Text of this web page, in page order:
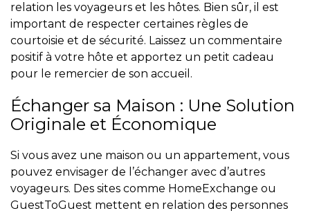
relation les voyageurs et les hôtes. Bien sûr, il est
important de respecter certaines règles de
courtoisie et de sécurité. Laissez un commentaire
positif à votre hôte et apportez un petit cadeau
pour le remercier de son accueil.
Échanger sa Maison : Une Solution
Originale et Économique
Si vous avez une maison ou un appartement, vous
pouvez envisager de l’échanger avec d’autres
voyageurs. Des sites comme HomeExchange ou
GuestToGuest mettent en relation des personnes